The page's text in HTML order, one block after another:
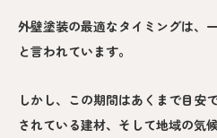
外壁塗装の最適なタイミングは、
と言われています。
しかし、この期間はあくまで目安
されている建材、そして地域の気